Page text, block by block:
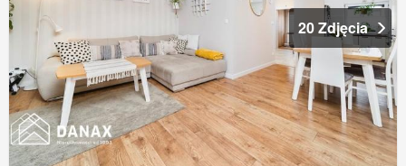
20 Zdjęcia